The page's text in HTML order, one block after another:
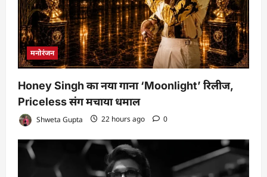
मनोरंजन
Honey Singh का नया गाना ‘Moonlight’ रिलीज,
Priceless संग मचाया धमाल
Shweta Gupta 22 hours ago 0